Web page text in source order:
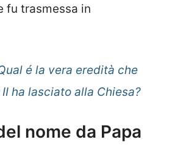
fu trasmessa in
é la vera eredità che
ha lasciato alla Chiesa?
nome da Papa